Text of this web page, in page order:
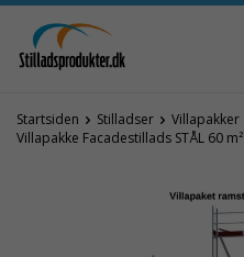
Startsiden Stilladser
Villapakker
Villapakke Facadestillads STÅL 60 m²